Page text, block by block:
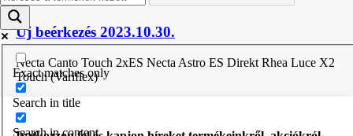
Exact matches only
Search in title
Search in content
Új beérkezés 2023.10.30.
Necta Canto Touch 2xES Necta Astro ES Direkt Rhea Luce X2
Touch (Variflex)